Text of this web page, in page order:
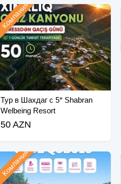
Тур в Шахдаг с 5* Shabran
Welbeing Resort
Компания
50 AZN
Компания